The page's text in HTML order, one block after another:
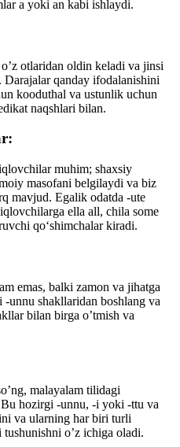
a yoki an kabi ishlaydi.
otlaridan oldin keladi va jinsi
qanday ifodalanishini
kooduthal va ustunlik uchun
naqshlari bilan.
muhim; shaxsiy
masofani belgilaydi va biz
mavjud. Egalik odatda -ute
ella all, chila some
qoʻshimchalar kiradi.
emas, balki zamon va jihatga
unnu shakllaridan boshlang va
bilan birga o’tmish va
malayalam tilidagi
hozirgi -unnu, -i yoki -ttu va
va ularning har biri turli
o’z ichiga oladi.